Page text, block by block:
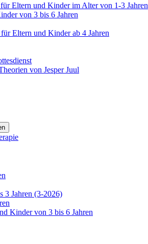
Eltern und Kinder im Alter von 1-3 Jahren
von 3 bis 6 Jahren
Eltern und Kinder ab 4 Jahren
von Jesper Juul
3 Jahren (3-2026)
Kinder von 3 bis 6 Jahren